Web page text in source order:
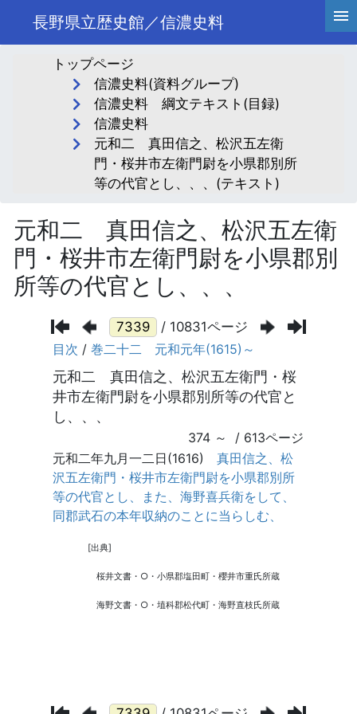
長野県立歴史館／信濃史料
トップページ
信濃史料(資料グループ)
信濃史料 綱文テキスト(目録)
信濃史料
元和二 真田信之、松沢五左衛
門・桜井市左衛門尉を小県郡別所
等の代官とし、、、(テキスト)
元和二 真田信之、松沢五左衛
門・桜井市左衛門尉を小県郡別
所等の代官とし、、、
/ 10831ページ